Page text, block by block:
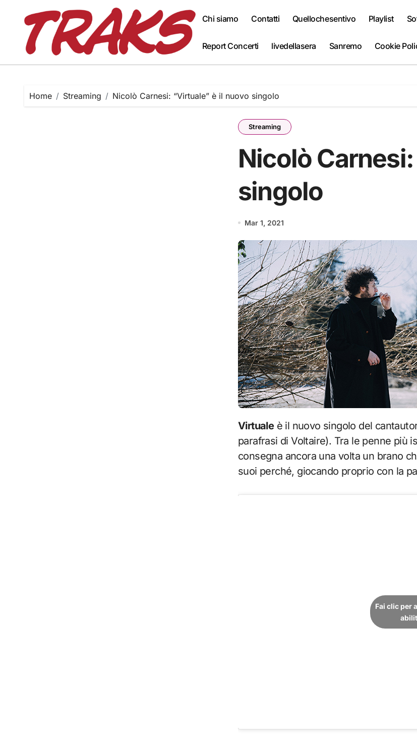
content
Chi siamo Contatti Quellochesentivo Playlist
Report Concerti livedellasera Sanremo Cookie
Home Streaming Nicolò Carnesi: “Virtuale” è il nuovo singolo
Streaming
Nicolò
singolo
Mar 1, 2021
Virtualeè il nuovo singolo del
parafrasi di Voltaire). Tra le penne più
consegna ancora una volta un brano
suoi perché, giocando proprio con la
Fai clic per